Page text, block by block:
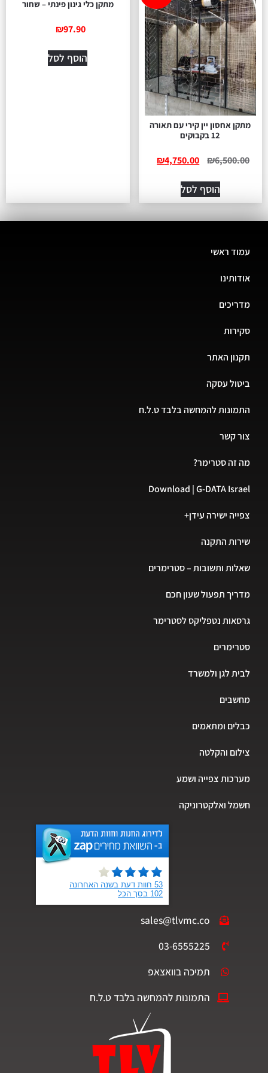
מתקן אחסון יין קירי עם תאורה
12 בקבוקים
₪6,500.00
₪4,750.00
הוסף לסל
מתקן כלי גינון פינתי – שחור
₪97.90
הוסף לסל
עמוד ראשי
אודותינו
מדריכים
סקירות
תקנון האתר
ביטול עסקה
התמונות להמחשה בלבד ט.ל.ח
צור קשר
מה זה סטרימר?
Download | G-DATA Israel
צפייה ישירה עידן+
שירות התקנה
שאלות ותשובות – סטרימרים
מדריך תפעול שעון חכם
גרסאות נטפליקס לסטרימר
סטרימרים
לבית לגן ולמשרד
מחשבים
כבלים ומתאמים
צילום והקלטה
מערכות צפייה ושמע
חשמל ואלקטרוניקה
sales@tlvmc.co
03-6555225
תמיכה בוואצאפ
התמונות להמחשה בלבד ט.ל.ח